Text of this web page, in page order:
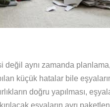
değil aynı zamanda
küçük hatalar bile
doğru yapılması,
eşyaların ayrı